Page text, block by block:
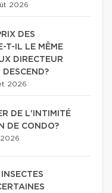
2026
DES
T-IL LE MÊME
DIRECTEUR
2026
DE L'INTIMITÉ
DE CONDO?